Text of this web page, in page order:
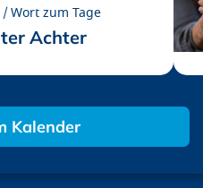
Wort zum Tage
Achter
Kalender